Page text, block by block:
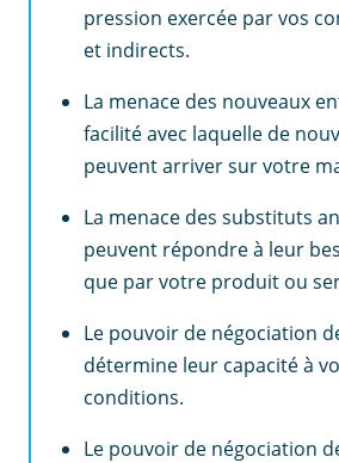
pression exercée par vos
et indirects.
La menace des nouveaux
facilité avec laquelle de
peuvent arriver sur votre
La menace des substituts
peuvent répondre à leur
que par votre produit ou
Le pouvoir de négociation
détermine leur capacité à
conditions.
Le pouvoir de négociation